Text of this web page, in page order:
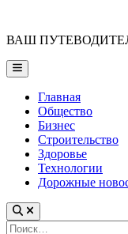
content
ВАШ
Main
Menu
Главная
Общество
Бизнес
Строительство
Здоровье
Технологии
Дорожные
Найти: